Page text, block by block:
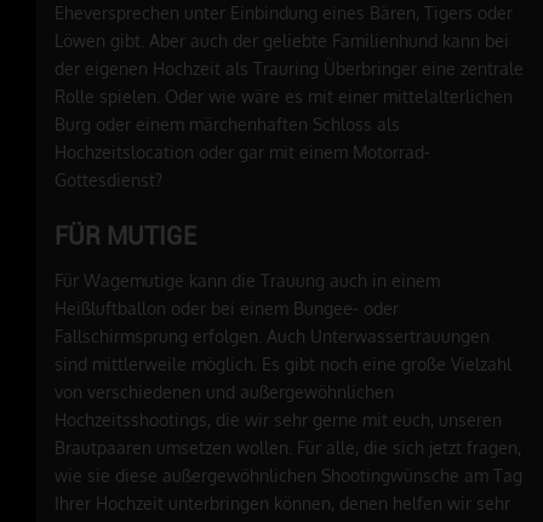
Eheversprechen unter Einbindung eines Bären, Tigers oder
Löwen gibt. Aber auch der geliebte Familienhund kann bei
der eigenen Hochzeit als Trauring Überbringer eine zentrale
Rolle spielen. Oder wie wäre es mit einer mittelalterlichen
Burg oder einem märchenhaften Schloss als
Hochzeitslocation oder gar mit einem Motorrad-
Gottesdienst?
FÜR MUTIGE
Für Wagemutige kann die Trauung auch in einem
Heißluftballon oder bei einem Bungee- oder
Fallschirmsprung erfolgen. Auch Unterwassertrauungen
sind mittlerweile möglich. Es gibt noch eine große Vielzahl
von verschiedenen und außergewöhnlichen
Hochzeitsshootings, die wir sehr gerne mit euch, unseren
Brautpaaren umsetzen wollen. Für alle, die sich jetzt fragen,
wie sie diese außergewöhnlichen Shootingwünsche am Tag
Ihrer Hochzeit unterbringen können, denen helfen wir sehr